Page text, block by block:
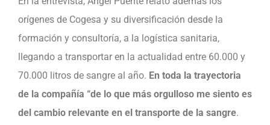
orígenes de Cogesa y su diversificación desde la
formación y consultoría, a la logística sanitaria,
llegando a transportar en la actualidad entre 60.000 y
70.000 litros de sangre al año. En toda la trayectoria
de la compañía “de lo que más orgulloso me siento es
del cambio relevante en el transporte de la sangre.